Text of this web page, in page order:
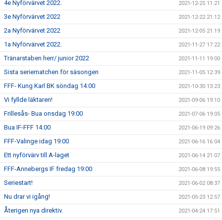
4e Nyförvärvet 2022. 2021-12-25 11:21
3e Nyförvärvet 2022 2021-12-22 21:12
2a Nyförvärvet 2022 2021-12-05 21:19
1a Nyförvärvet 2022. 2021-11-27 17:22
Tränarstaben herr/ junior 2022 2021-11-11 19:00
Sista seriematchen för säsongen 2021-11-05 12:39
FFF- Kung Karl BK söndag 14:00 2021-10-30 13:23
Vi fyllde läktaren! 2021-09-06 19:10
Frillesås- Bua onsdag 19:00 2021-07-06 19:05
Bua IF-FFF 14:00 2021-06-19 09:26
FFF-Valinge idag 19:00 2021-06-16 16:04
Ett nyförvärv till A-laget 2021-06-14 21:07
FFF-Annebergs IF fredag 19:00 2021-06-08 19:55
Seriestart! 2021-06-02 08:37
Nu drar vi igång! 2021-05-23 12:57
Återigen nya direktiv. 2021-04-24 17:51